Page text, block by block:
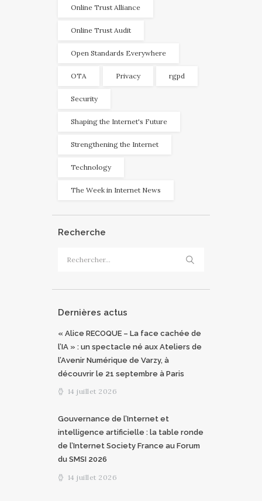
Online Trust Alliance
Online Trust Audit
Open Standards Everywhere
OTA Privacy rgpd
Security
Shaping the Internet's Future
Strengthening the Internet
Technology
The Week in Internet News
Recherche
Dernières actus
« Alice RECOQUE – La face cachée de
l’IA » : un spectacle né aux Ateliers de
l’Avenir Numérique de Varzy, à
découvrir le 21 septembre à Paris
14 juillet 2026
Gouvernance de l’Internet et
intelligence artificielle : la table ronde
de l’Internet Society France au Forum
du SMSI 2026
14 juillet 2026